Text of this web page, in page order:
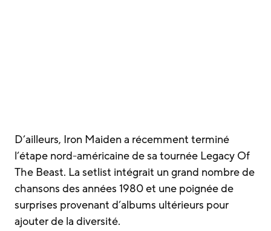
D’ailleurs, Iron Maiden a récemment terminé
l’étape nord-américaine de sa tournée Legacy Of
The Beast. La setlist intégrait un grand nombre de
chansons des années 1980 et une poignée de
surprises provenant d’albums ultérieurs pour
ajouter de la diversité.